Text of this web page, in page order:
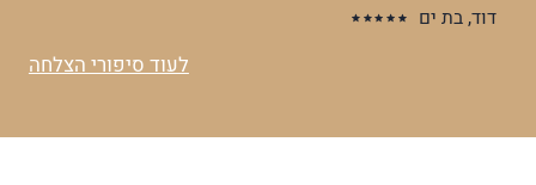
דוד, בת ים
לעוד סיפורי הצלחה